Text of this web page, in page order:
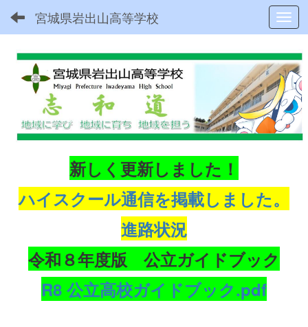
宮城県岩出山高等学校
新しく更新しました！
ハイスクール通信を掲載しました。
進路状況
令和８年度版 公立ガイドブック
R8 公立高校ガイドブック.pdf